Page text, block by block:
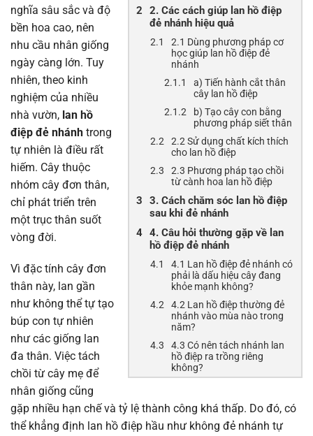
2. Các cách giúp lan hồ điệp
đẻ nhánh hiệu quả
2.1 Dùng phương pháp cơ
học giúp lan hồ điệp đẻ
nhánh
a) Tiến hành cắt thân
cây lan hồ điệp
b) Tạo cây con bằng
phương pháp siết thân
2.2 Sử dụng chất kích thích
cho lan hồ điệp
2.3 Phương pháp tạo chồi
từ cành hoa lan hồ điệp
3. Cách chăm sóc lan hồ điệp
sau khi đẻ nhánh
4. Câu hỏi thường gặp về lan
hồ điệp đẻ nhánh
4.1 Lan hồ điệp đẻ nhánh có
phải là dấu hiệu cây đang
khỏe mạnh không?
4.2 Lan hồ điệp thường đẻ
nhánh vào mùa nào trong
năm?
4.3 Có nên tách nhánh lan
hồ điệp ra trồng riêng
không?
nghĩa sâu sắc và độ
bền hoa cao, nên
nhu cầu nhân giống
ngày càng lớn. Tuy
nhiên, theo kinh
nghiệm của nhiều
nhà vườn, lan hồ
điệp đẻ nhánh trong
tự nhiên là điều rất
hiếm. Cây thuộc
nhóm cây đơn thân,
chỉ phát triển trên
một trục thân suốt
vòng đời.
Vì đặc tính cây đơn
thân này, lan gần
như không thể tự tạo
búp con tự nhiên
như các giống lan
đa thân. Việc tách
chồi từ cây mẹ để
nhân giống cũng
gặp nhiều hạn chế và tỷ lệ thành công khá thấp. Do đó, có
thể khẳng định lan hồ điệp hầu như không đẻ nhánh tự